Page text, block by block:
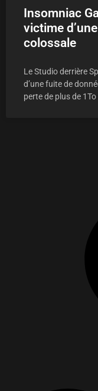
Insomniac
victime
colossale
Le Studio derrière
d’une fuite de
perte de plus de